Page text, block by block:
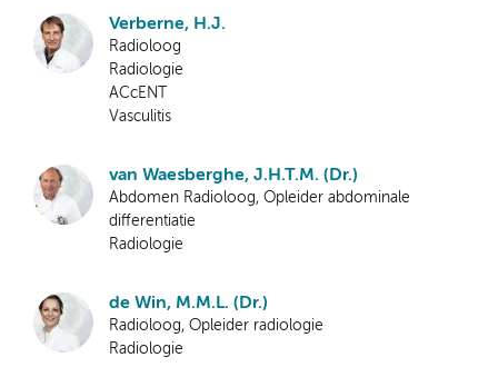
Verberne, H.J.
Radioloog
Radiologie
ACcENT
Vasculitis
van Waesberghe, J.H.T.M. (Dr.)
Abdomen Radioloog, Opleider abdominale
differentiatie
Radiologie
de Win, M.M.L. (Dr.)
Radioloog, Opleider radiologie
Radiologie